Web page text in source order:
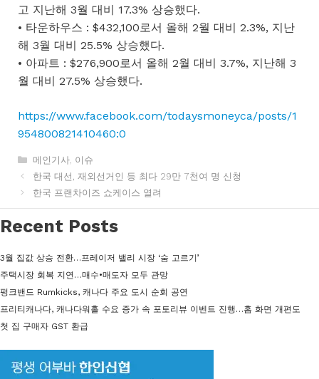
고 지난해 3월 대비 17.3% 상승했다.
• 타운하우스 : $432,100로서 올해 2월 대비 2.3%, 지난
해 3월 대비 25.5% 상승했다.
• 아파트 : $276,900로서 올해 2월 대비 3.7%, 지난해 3
월 대비 27.5% 상승했다.
https://www.facebook.com/todaysmoneyca/posts/1
954800821410460:0
카
테
고
리
메인기사, 이슈
한국 대선, 재외선거인 등 최다 29만 7천여 명 신청
한국 프랜차이즈 쇼케이스 열려
Recent Posts
3월 집값 상승 전환…프레이저 밸리 시장 ‘숨 고르기’
주택시장 회복 지연…매수•매도자 모두 관망
펑크밴드 Rumkicks, 캐나다 주요 도시 순회 공연
프리티캐나다, 캐나다워홀 수요 증가 속 포토리뷰 이벤트 진행…홈 화면 개편도
첫 집 구매자 GST 환급